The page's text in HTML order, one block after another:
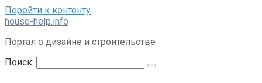
Перейти к контенту
house-help.info
Портал о дизайне и строительстве
Поиск: